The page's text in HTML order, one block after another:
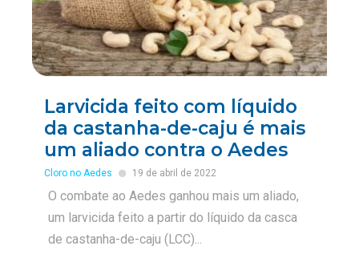
Larvicida feito com líquido
da castanha-de-caju é mais
um aliado contra o Aedes
Cloro no Aedes 19 de abril de 2022
O combate ao Aedes ganhou mais um aliado,
um larvicida feito a partir do líquido da casca
de castanha-de-caju (LCC)...